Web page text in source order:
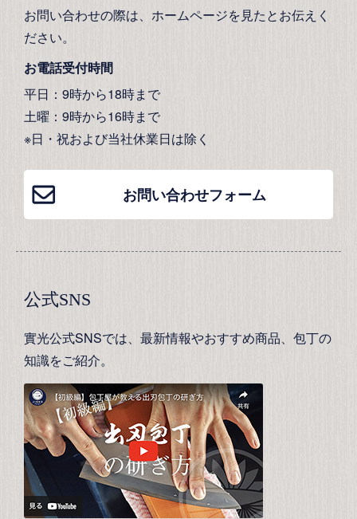
お問い合わせの際は、ホームページを見たとお伝えく
ださい。
お電話受付時間
平日：9時から18時まで
土曜：9時から16時まで
※日・祝および当社休業日は除く
お問い合わせフォーム
公式SNS
實光公式SNSでは、最新情報やおすすめ商品、包丁の
知識をご紹介。